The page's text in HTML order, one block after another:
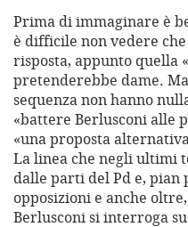
Prima di immaginare è
è difficile non vedere
risposta, appunto quella
pretenderebbe dame.
sequenza non hanno
«battere Berlusconi alle
«una proposta
La linea che negli ultimi
dalle parti del Pd e, pian
opposizioni e anche
Berlusconi si interroga